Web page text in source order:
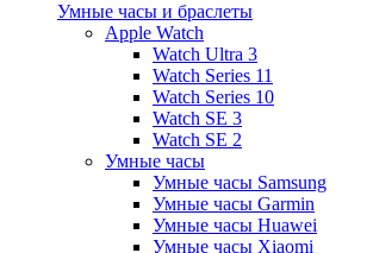
Умные часы и браслеты
Apple Watch
Watch Ultra 3
Watch Series 11
Watch Series 10
Watch SE 3
Watch SE 2
Умные часы
Умные часы Samsung
Умные часы Garmin
Умные часы Huawei
Умные часы Xiaomi